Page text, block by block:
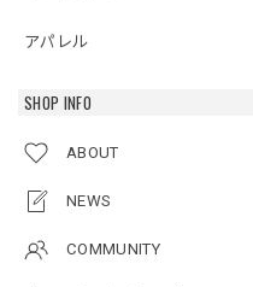
アパレル
SHOP INFO
ABOUT
NEWS
COMMUNITY